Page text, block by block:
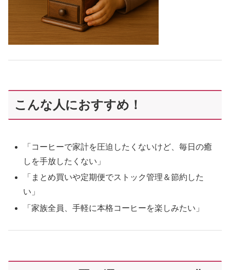
こんな人におすすめ！
「コーヒーで家計を圧迫したくないけど、毎日の癒
しを手放したくない」
「まとめ買いや定期便でストック管理＆節約した
い」
「家族全員、手軽に本格コーヒーを楽しみたい」